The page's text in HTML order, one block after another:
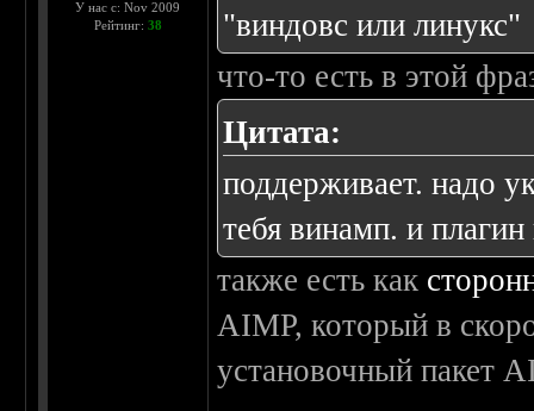
У нас с: Nov 2009
Рейтинг: 38
"виндовс или линукс"
что-то есть в этой
Цитата:
поддерживает. надо
тебя винамп. и
также есть как
AIMP, который в
установочный пакет